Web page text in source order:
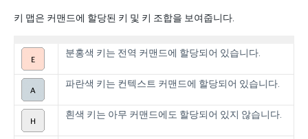
키 맵은 커맨드에 할당된 키 및 키 조합을 보여줍니다.
분홍색 키는 전역 커맨드에 할당되어 있습니다.
파란색 키는 컨텍스트 커맨드에 할당되어 있습니다.
흰색 키는 아무 커맨드에도 할당되어 있지 않습니다.